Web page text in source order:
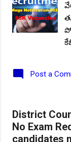
Post a
District
No Exam
candidates